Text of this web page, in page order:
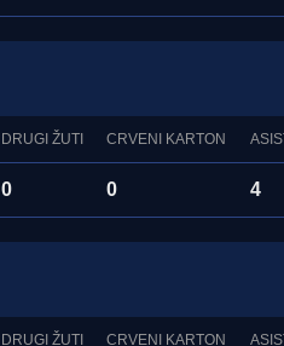
DRUGI ŽUTI CRVENI KARTON
0 0 4
DRUGI ŽUTI CRVENI KARTON